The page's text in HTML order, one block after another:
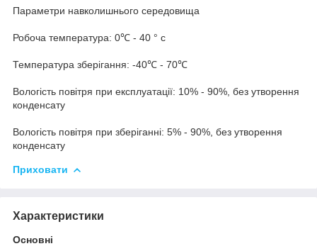
Параметри навколишнього середовища
Робоча температура: 0℃ - 40 ° с
Температура зберігання: -40℃ - 70℃
Вологість повітря при експлуатації: 10% - 90%, без утворення
конденсату
Вологість повітря при зберіганні: 5% - 90%, без утворення
конденсату
Приховати
Характеристики
Основні